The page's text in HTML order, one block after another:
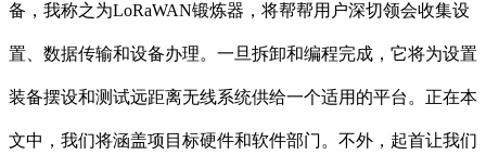
备，我称之为LoRaWAN锻炼器，将帮帮用户深切领会收集设
置、数据传输和设备办理。一旦拆卸和编程完成，它将为设置
装备摆设和测试远距离无线系统供给一个适用的平台。正在本
文中，我们将涵盖项目标硬件和软件部门。不外，起首让我们